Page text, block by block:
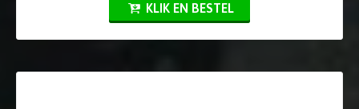
KLIK EN BESTEL